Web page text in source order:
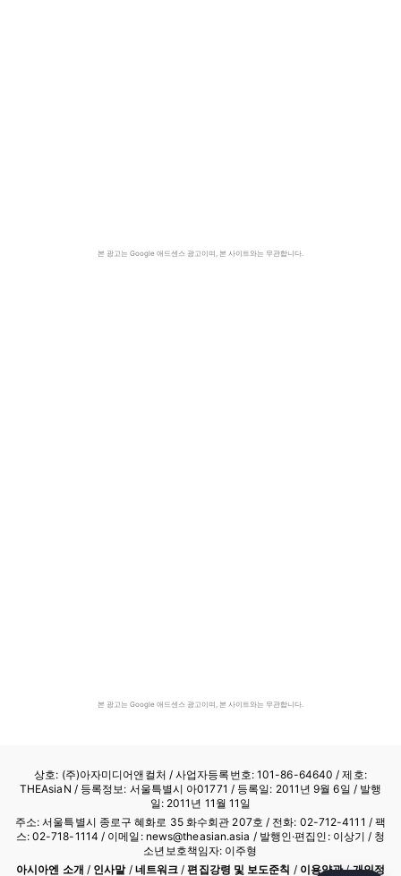
본 광고는 Google 애드센스 광고이며, 본 사이트와는 무관합니다.
본 광고는 Google 애드센스 광고이며, 본 사이트와는 무관합니다.
상호: (주)아자미디어앤컬처 /사업자등록번호: 101-86-64640 / 제호:
THEAsiaN / 등록정보: 서울특별시 아01771 / 등록일: 2011년 9월 6일 / 발행
일: 2011년 11월 11일
주소: 서울특별시 종로구 혜화로 35 화수회관 207호 / 전화: 02-712-4111 / 팩
스: 02-718-1114 / 이메일: news@theasian.asia / 발행인·편집인: 이상기 / 청
소년보호책임자: 이주형
아시아엔 소개 / 인사말/ 네트워크 /편집강령 및 보도준칙 / 이용약관/개인정